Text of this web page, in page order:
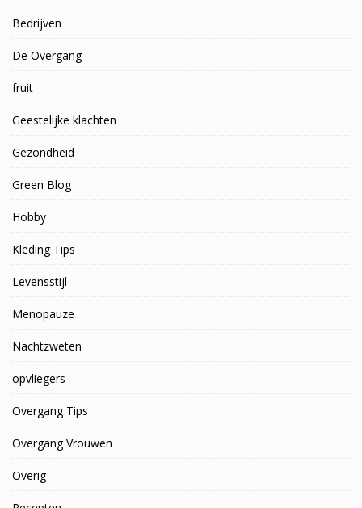
Bedrijven
De Overgang
fruit
Geestelijke klachten
Gezondheid
Green Blog
Hobby
Kleding Tips
Levensstijl
Menopauze
Nachtzweten
opvliegers
Overgang Tips
Overgang Vrouwen
Overig